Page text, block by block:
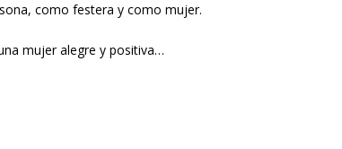
como festera y como mujer.
mujer alegre y positiva…